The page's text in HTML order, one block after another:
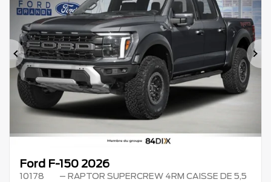
Précédent
Ford F-150 2026
10178
– RAPTOR SUPERCREW 4RM CAISSE DE 5,5